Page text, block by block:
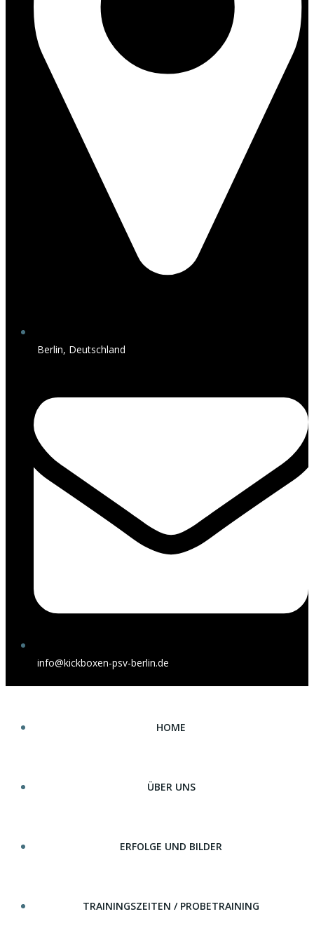
Berlin, Deutschland
info@kickboxen-psv-berlin.de
HOME
ÜBER UNS
ERFOLGE UND BILDER
TRAININGSZEITEN / PROBETRAINING